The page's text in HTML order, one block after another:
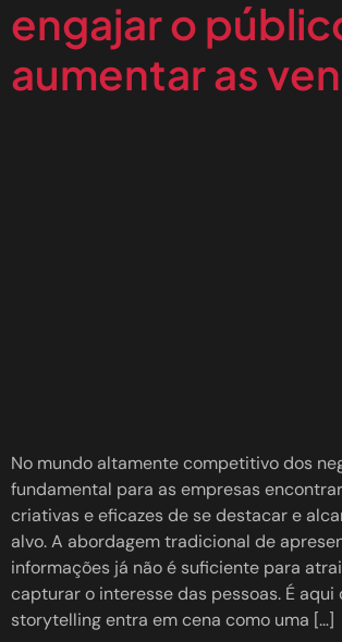
engajar o
aumentar as
No mundo altamente competitivo dos
fundamental para as empresas
criativas e eficazes de se destacar e
alvo. A abordagem tradicional de
informações já não é suficiente para
capturar o interesse das pessoas. É aqui
storytelling entra em cena como uma […]